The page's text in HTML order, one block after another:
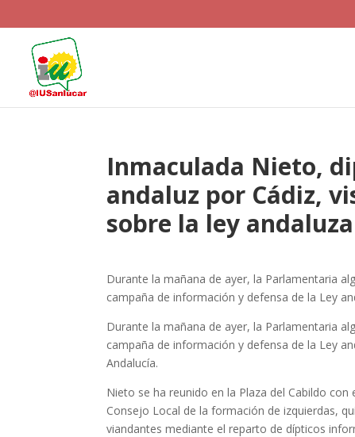
Inmaculada Nieto,
andaluz por Cádiz,
sobre la ley
Durante la mañana de ayer, la Parlamentaria
campaña de información y defensa de la Ley
Durante la mañana de ayer, la Parlamentaria
campaña de información y defensa de la Ley
Andalucía.
Nieto se ha reunido en la Plaza del Cabildo
Consejo Local de la formación de izquierdas,
viandantes mediante el reparto de dípticos